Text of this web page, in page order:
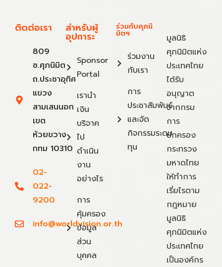
ติดต่อเรา
809
ซ.ศุภนิมิต
ถ.ประชาอุทิศ
แขวง
สามเสนนอก
เขต
ห้วยขวาง
กทม 10310
02-
022-
9200
info@worldvision.or.th
สำหรับผู้
อุปการะ
Sponsor
Portal
เรานำ
เงิน
บริจาค
ไป
ดำเนิน
งาน
อย่างไร
การ
คุ้มครอง
ข้อมูล
ส่วน
บุคคล
ร่วมกับศุภนิ
มิตฯ
ร่วมงาน
กับเรา
การ
ประชาสัมพันธ์
และจัด
กิจกรรมระดม
ทุน
มูลนิธิ
ศุภนิมิตแห่ง
ประเทศไทย
ได้รับ
อนุญาต
จากกรม
การ
ปกครอง
กระทรวง
มหาดไทย
ให้ทำการ
เรี่ยไรตาม
กฎหมาย
มูลนิธิ
ศุภนิมิตแห่ง
ประเทศไทย
เป็นองค์กร